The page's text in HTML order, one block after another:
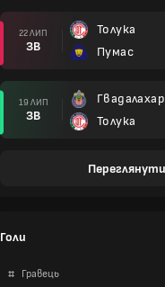
22 ЛИП
ЗВ
Толука
Пумас
19 ЛИП
ЗВ
Толука
Голи
# Гравець